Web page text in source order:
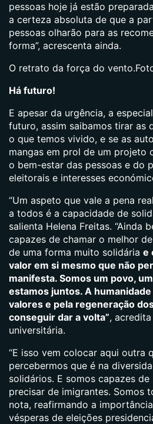
pessoas hoje já estão
a certeza absoluta de que a
pessoas olharão para as
forma”, acrescenta ainda.
O retrato da força do
Há futuro!
E apesar da urgência, a
futuro, assim saibamos tirar as
o que temos vivido, e se as
mangas em prol de um projeto
o bem-estar das pessoas e do
eleitorais e interesses
“Um aspeto que vale a pena
a todos é a capacidade de
salienta Helena Freitas. “Ainda
capazes de chamar o melhor
de uma forma muito solidária e
valor em si mesmo que não
manifesta. Somos um povo,
estamos juntos. A
valores e pela regeneração
conseguir dar a volta”,
universitária.
“E isso vem colocar aqui outra
percebermos que é na
solidários. E somos capazes
precisar de imigrantes. Somos
nota, reafirmando a
vésperas de eleições